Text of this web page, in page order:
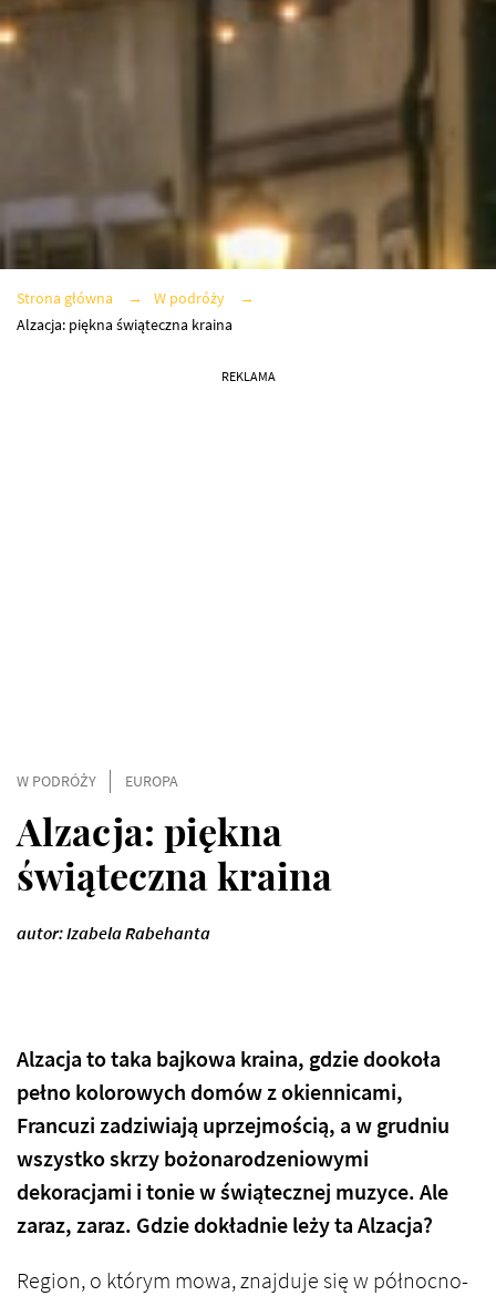
Strona główna
W podróży
Alzacja: piękna świąteczna kraina
REKLAMA
W PODRÓŻY EUROPA
Alzacja: piękna
świąteczna kraina
autor: Izabela Rabehanta
Alzacja to taka bajkowa kraina, gdzie dookoła
pełno kolorowych domów z okiennicami,
Francuzi zadziwiają uprzejmością, a w grudniu
wszystko skrzy bożonarodzeniowymi
dekoracjami i tonie w świątecznej muzyce. Ale
zaraz, zaraz. Gdzie dokładnie leży ta Alzacja?
Region, o którym mowa, znajduje się w północno-